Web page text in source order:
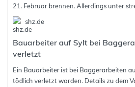
21. Februar brennen. Allerdings unter
shz.de
Bauarbeiter auf Sylt bei
verletzt
Ein Bauarbeiter ist bei Baggerarbeiten
tödlich verletzt worden. Details zu dem